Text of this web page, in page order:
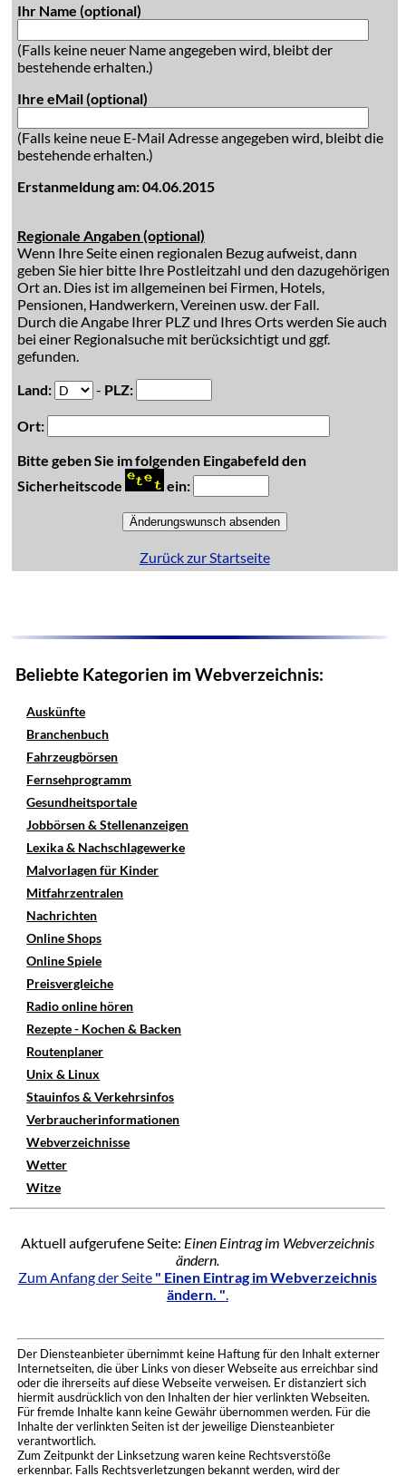
Ihr Name (optional)
(Falls keine neuer Name angegeben wird, bleibt der
bestehende erhalten.)
Ihre eMail (optional)
(Falls keine neue E-Mail Adresse angegeben wird, bleibt die
bestehende erhalten.)
Erstanmeldung am: 04.06.2015
Regionale Angaben (optional)
Wenn Ihre Seite einen regionalen Bezug aufweist, dann
geben Sie hier bitte Ihre Postleitzahl und den dazugehörigen
Ort an. Dies ist im allgemeinen bei Firmen, Hotels,
Pensionen, Handwerkern, Vereinen usw. der Fall.
Durch die Angabe Ihrer PLZ und Ihres Orts werden Sie auch
bei einer Regionalsuche mit berücksichtigt und ggf.
gefunden.
Land:
- PLZ:
Ort:
Bitte geben Sie im folgenden Eingabefeld den
Sicherheitscode
ein:
Zurück zur Startseite
Beliebte Kategorien im Webverzeichnis:
Auskünfte
Branchenbuch
Fahrzeugbörsen
Fernsehprogramm
Gesundheitsportale
Jobbörsen & Stellenanzeigen
Lexika & Nachschlagewerke
Malvorlagen für Kinder
Mitfahrzentralen
Nachrichten
Online Shops
Online Spiele
Preisvergleiche
Radio online hören
Rezepte - Kochen & Backen
Routenplaner
Unix & Linux
Stauinfos & Verkehrsinfos
Verbraucherinformationen
Webverzeichnisse
Wetter
Witze
Aktuell aufgerufene Seite: Einen Eintrag im Webverzeichnis
ändern.
Zum Anfang der Seite " Einen Eintrag im Webverzeichnis
ändern. ".
Der Diensteanbieter übernimmt keine Haftung für den Inhalt externer
Internetseiten, die über Links von dieser Webseite aus erreichbar sind
oder die ihrerseits auf diese Webseite verweisen. Er distanziert sich
hiermit ausdrücklich von den Inhalten der hier verlinkten Webseiten.
Für fremde Inhalte kann keine Gewähr übernommen werden. Für die
Inhalte der verlinkten Seiten ist der jeweilige Diensteanbieter
verantwortlich.
Zum Zeitpunkt der Linksetzung waren keine Rechtsverstöße
erkennbar. Falls Rechtsverletzungen bekannt werden, wird der